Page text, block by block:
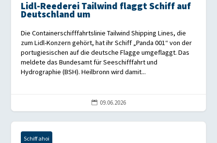
Lidl-Reederei Tailwind flaggt Schiff auf
Deutschland um
Die Containerschifffahrtslinie Tailwind Shipping Lines, die
zum Lidl-Konzern gehört, hat ihr Schiff „Panda 001“ von der
portugiesischen auf die deutsche Flagge umgeflaggt. Das
meldete das Bundesamt für Seeschifffahrt und
Hydrographie (BSH). Heilbronn wird damit...
 09.06.2026
Schiff ahoi